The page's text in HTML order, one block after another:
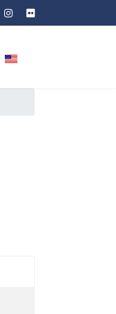
選擇你的語言